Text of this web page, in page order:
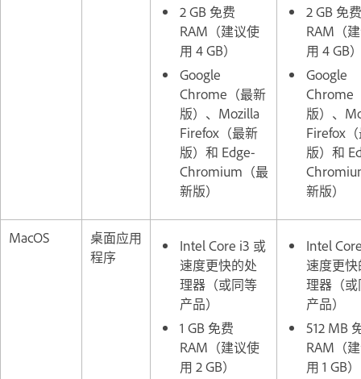
2 GB 免费
RAM（建议使
用 4 GB）
Google
Chrome（最新
版）、Mozilla
Firefox（最新
版）和 Edge-
Chromium（最
新版）
2 GB 免费
RAM（
用 4 GB
Google
Chrome
版）、
Firefox
版）和
新版）
MacOS
桌面应用
程序
Intel Core i3 或
速度更快的处
理器（或同等
产品）
1 GB 免费
RAM（建议使
用 2 GB）
Intel
速度更
理器（
产品）
512 MB
RAM（
用 1 GB